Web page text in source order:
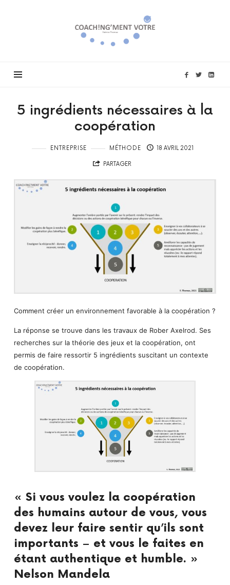
Coach!ng'ment
vôtre
5 ingrédients nécessaires à la
coopération
ENTREPRISE MÉTHODE 18 AVRIL 2021
PARTAGER
Comment créer un environnement favorable à la coopération ?
La réponse se trouve dans les travaux de Rober Axelrod. Ses
recherches sur la théorie des jeux et la coopération, ont
permis de faire ressortir 5 ingrédients suscitant un contexte
de coopération.
« Si vous voulez la coopération
des humains autour de vous, vous
devez leur faire sentir qu’ils sont
importants – et vous le faites en
étant authentique et humble. »
Nelson Mandela